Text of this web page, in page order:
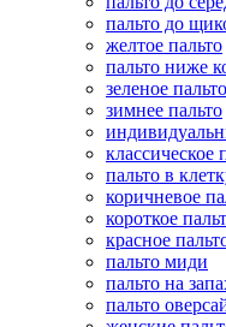
пальто до
желтое пальто
пальто ниже
зеленое пальто
зимнее пальто
классическое
пальто в
коричневое
короткое
красное
пальто миди
пальто на
пальто